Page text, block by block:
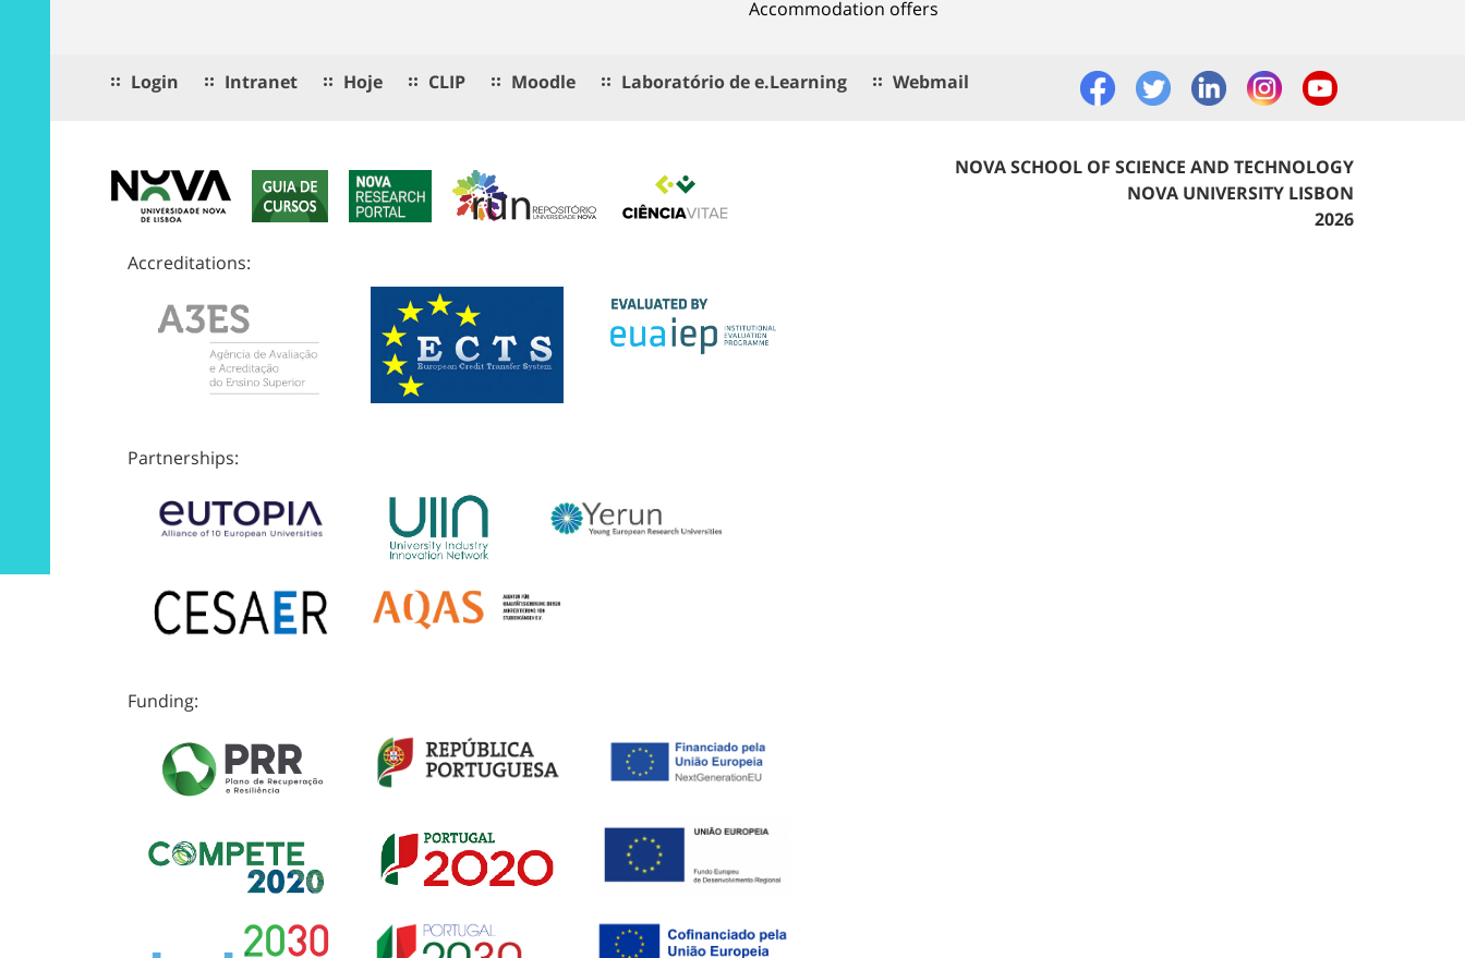
Accommodation offers
Login Intranet Hoje CLIP Moodle Laboratório de e.Learning Webmail
Accreditations:
Partnerships:
Funding:
NOVA SCHOOL OF SCIENCE AND TECHNOLOGY
NOVA UNIVERSITY LISBON
2026